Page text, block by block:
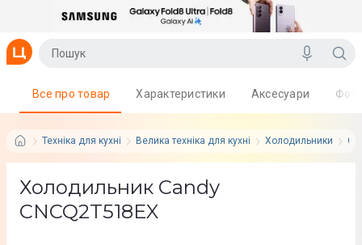
Техніка для кухні Велика техніка для кухні Холодильники
Все про товар Характеристики Аксесуари
Холодильник Candy
CNCQ2T518EX